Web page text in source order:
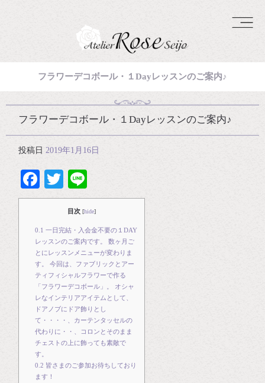
フラワーデコボール・１Dayレッスンのご案内♪
フラワーデコボール・１Dayレッスンのご案内♪
投稿日 2019年1月16日
Facebook
Twitter
目次 [hide]
0.1 一日完結・入会金不要の１DAY
レッスンのご案内です。 数ヶ月ご
とにレッスンメニューが変わりま
す。 今回は、ファブリックとアー
ティフィシャルフラワーで作る
「フラワーデコボール」。 オシャ
レなインテリアアイテムとして、
ドアノブにドア飾りとし
て・・・・、カーテンタッセルの
代わりに・・、コロンとそのまま
チェストの上に飾っても素敵で
す。
0.2 皆さまのご参加お待ちしており
ます！